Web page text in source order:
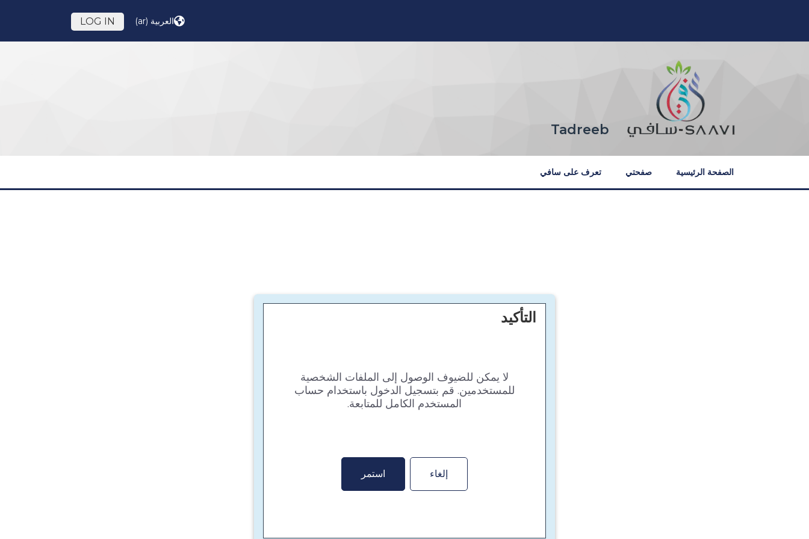
العربية ‎(ar)‎
LOG IN
Tadreeb
الصفحة الرئيسية صفحتي تعرف على سافي
التأكيد
لا يمكن للضيوف الوصول إلى الملفات الشخصية
للمستخدمين. قم بتسجيل الدخول باستخدام حساب
المستخدم الكامل للمتابعة.
إلغاء استمر